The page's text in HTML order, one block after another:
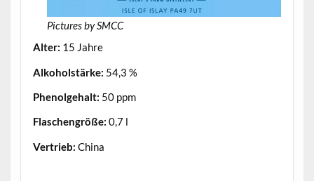
Pictures by SMCC
Alter: 15 Jahre
Alkoholstärke: 54,3 %
Phenolgehalt: 50 ppm
Flaschengröße: 0,7 l
Vertrieb: China